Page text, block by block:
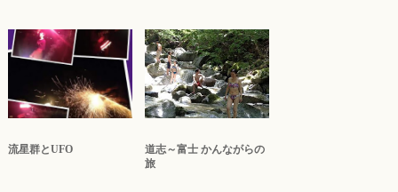
流星群とUFO
道志～富士 かんながらの
旅